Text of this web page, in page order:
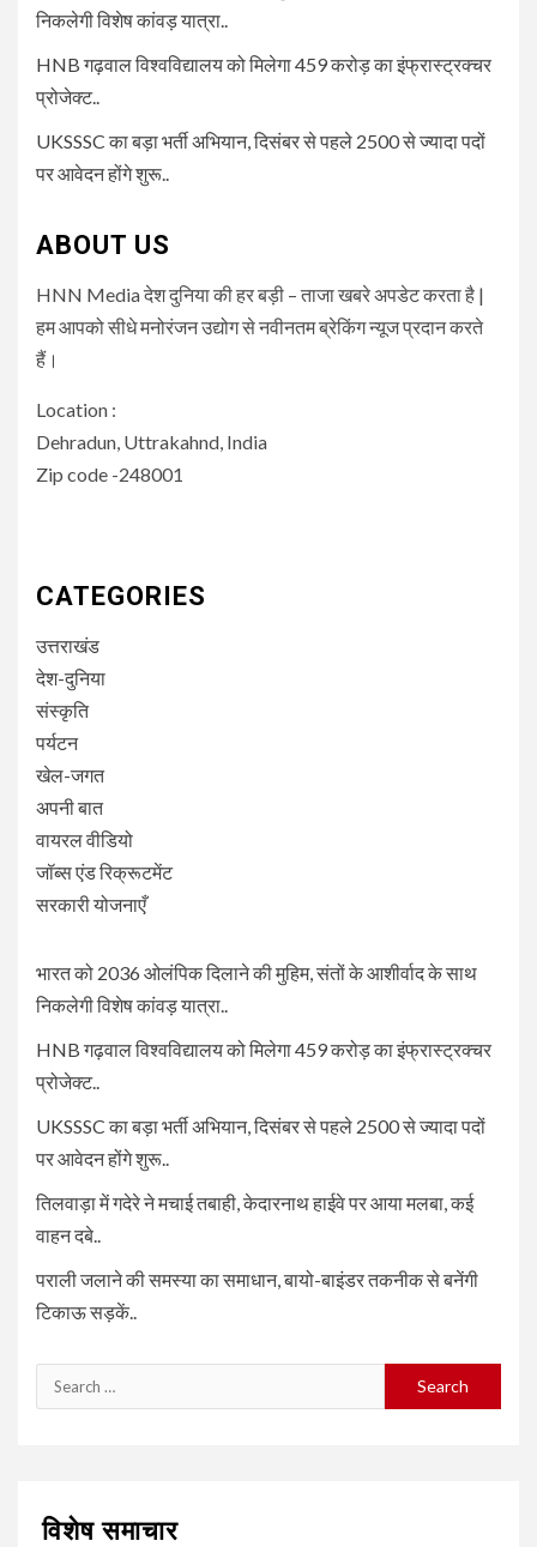
निकलेगी विशेष कांवड़ यात्रा..
HNB गढ़वाल विश्वविद्यालय को मिलेगा 459 करोड़ का इंफ्रास्ट्रक्चर
प्रोजेक्ट..
UKSSSC का बड़ा भर्ती अभियान, दिसंबर से पहले 2500 से ज्यादा पदों
पर आवेदन होंगे शुरू..
ABOUT US
HNN Media देश दुनिया की हर बड़ी – ताजा खबरे अपडेट करता है |
हम आपको सीधे मनोरंजन उद्योग से नवीनतम ब्रेकिंग न्यूज प्रदान करते
हैं।
Location :
Dehradun, Uttrakahnd, India
Zip code -248001
CATEGORIES
उत्तराखंड
देश-दुनिया
संस्कृति
पर्यटन
खेल-जगत
अपनी बात
वायरल वीडियो
जॉब्स एंड रिक्रूटमेंट
सरकारी योजनाएँ
भारत को 2036 ओलंपिक दिलाने की मुहिम, संतों के आशीर्वाद के साथ
निकलेगी विशेष कांवड़ यात्रा..
HNB गढ़वाल विश्वविद्यालय को मिलेगा 459 करोड़ का इंफ्रास्ट्रक्चर
प्रोजेक्ट..
UKSSSC का बड़ा भर्ती अभियान, दिसंबर से पहले 2500 से ज्यादा पदों
पर आवेदन होंगे शुरू..
तिलवाड़ा में गदेरे ने मचाई तबाही, केदारनाथ हाईवे पर आया मलबा, कई
वाहन दबे..
पराली जलाने की समस्या का समाधान, बायो-बाइंडर तकनीक से बनेंगी
टिकाऊ सड़कें..
Search
for:
विशेष समाचार